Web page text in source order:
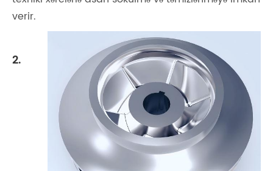
verir.
2.